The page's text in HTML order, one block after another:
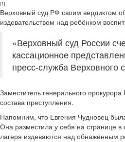
[1]
Верховный суд РФ своим вердиктом
издевательством над ребёнком
«Верховный суд России
кассационное
пресс-служба Верховного
Заместитель генерального
состава преступления.
Напомним, что Евгения Чудновец
Она разместила у себя на странице в
лагеря издеваются над обнажённым